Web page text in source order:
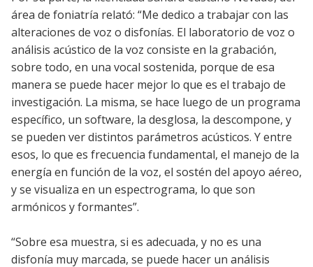
área de foniatría relató: “Me dedico a trabajar con las
alteraciones de voz o disfonías. El laboratorio de voz o
análisis acústico de la voz consiste en la grabación,
sobre todo, en una vocal sostenida, porque de esa
manera se puede hacer mejor lo que es el trabajo de
investigación. La misma, se hace luego de un programa
específico, un software, la desglosa, la descompone, y
se pueden ver distintos parámetros acústicos. Y entre
esos, lo que es frecuencia fundamental, el manejo de la
energía en función de la voz, el sostén del apoyo aéreo,
y se visualiza en un espectrograma, lo que son
armónicos y formantes”.
“Sobre esa muestra, si es adecuada, y no es una
disfonía muy marcada, se puede hacer un análisis